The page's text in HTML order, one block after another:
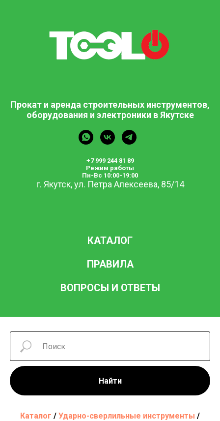
Прокат и аренда строительных инструментов,
оборудования и электроники в Якутске
+7 999 244 81 89
Режим работы
Пн-Вс 10:00-19:00
г. Якутск, ул. Петра Алексеева, 85/14
КАТАЛОГ
ПРАВИЛА
ВОПРОСЫ И ОТВЕТЫ
Найти
Каталог / Ударно-сверлильные инструменты /